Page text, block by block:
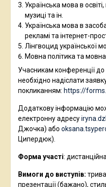
Українська мова в
музиці та ін.
Українська мова в
рекламі та інтернет-
Лінгвоцид української
Мовна політика та мовна
Учасникам конференції
необхідно надіслати
покликанням: https://
Додаткову інформацію
електронну адресу
Джочка) або
Ципердюк).
Форма участі: дистанційна.
Вимоги до виступів:
презентації (бажано),